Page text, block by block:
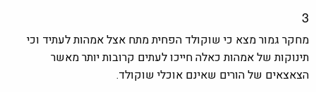
3
מחקר גמור מצא כי שוקולד הפחית מתח אצל אמהות לעתיד וכי
תינוקות של אמהות כאלה חייכו לעתים קרובות יותר מאשר
הצאצאים של הורים שאינם אוכלי שוקולד.